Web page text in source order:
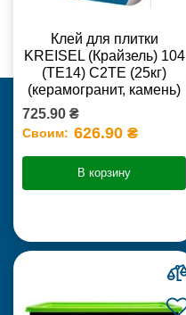
Клей для плитки
KREISEL (Крайзель) 104
(ТЕ14) С2TE (25кг)
(керамогранит, камень)
725.90 ₴
Своим: 626.90 ₴
В корзину